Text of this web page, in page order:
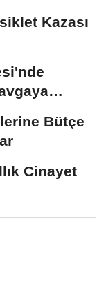
Kazası
Bütçe
Cinayet